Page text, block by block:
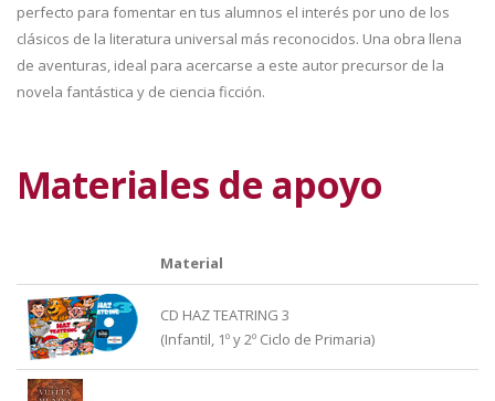
perfecto para fomentar en tus alumnos el interés por uno de los
clásicos de la literatura universal más reconocidos. Una obra llena
de aventuras, ideal para acercarse a este autor precursor de la
novela fantástica y de ciencia ficción.
Materiales de apoyo
Material
CD HAZ TEATRING 3
(Infantil, 1º y 2º Ciclo de Primaria)